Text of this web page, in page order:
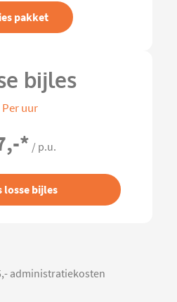
pakket
bijles
Per uur
* / p.u.
losse bijles
administratiekosten